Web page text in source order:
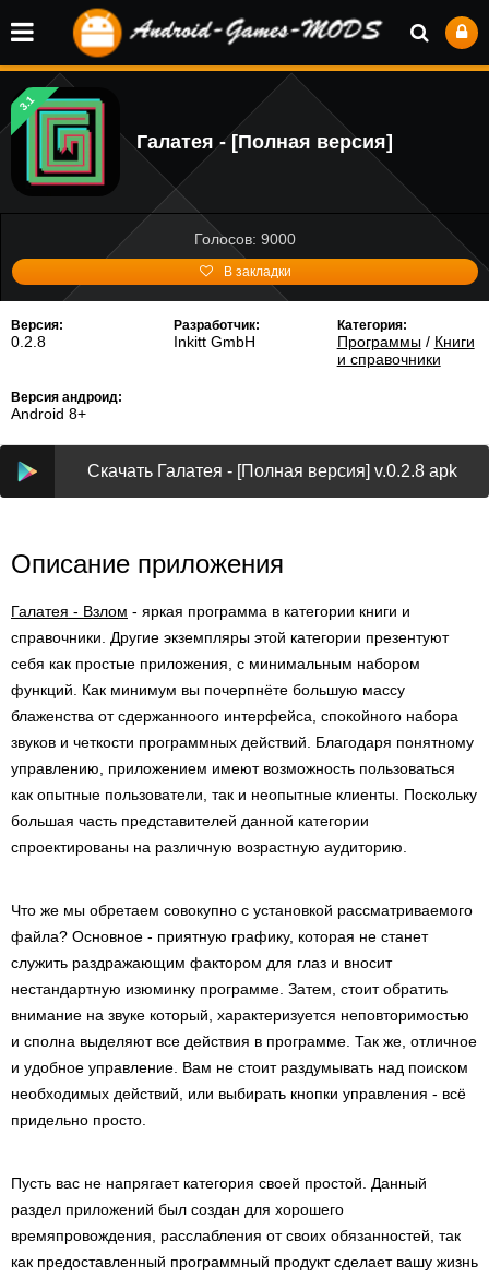
3.1
Галатея - [Полная версия]
Голосов: 9000
В закладки
Версия:
0.2.8
Разработчик:
Inkitt GmbH
Категория:
Программы/ Книги
и справочники
Версия андроид:
Android 8+
Скачать Галатея - [Полная версия] v.0.2.8 apk
Описание приложения
Галатея - Взлом - яркая программа в категории книги и
справочники. Другие экземпляры этой категории презентуют
себя как простые приложения, с минимальным набором
функций. Как минимум вы почерпнёте большую массу
блаженства от сдержанноого интерфейса, спокойного набора
звуков и четкости программных действий. Благодаря понятному
управлению, приложением имеют возможность пользоваться
как опытные пользователи, так и неопытные клиенты. Поскольку
большая часть представителей данной категории
спроектированы на различную возрастную аудиторию.
Что же мы обретаем совокупно с установкой рассматриваемого
файла? Основное - приятную графику, которая не станет
служить раздражающим фактором для глаз и вносит
нестандартную изюминку программе. Затем, стоит обратить
внимание на звуке который, характеризуется неповторимостью
и сполна выделяют все действия в программе. Так же, отличное
и удобное управление. Вам не стоит раздумывать над поиском
необходимых действий, или выбирать кнопки управления - всё
придельно просто.
Пусть вас не напрягает категория своей простой. Данный
раздел приложений был создан для хорошего
времяпровождения, расслабления от своих обязанностей, так
как предоставленный программный продукт сделает вашу жизнь